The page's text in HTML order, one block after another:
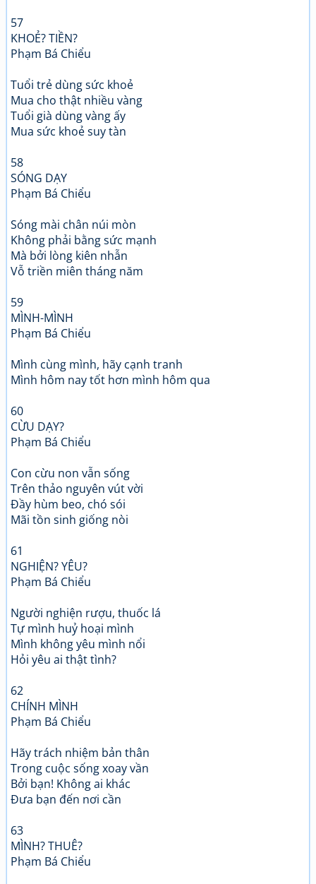
57
KHOẺ? TIỀN?
Phạm Bá Chiểu
Tuổi trẻ dùng sức khoẻ
Mua cho thật nhiều vàng
Tuổi già dùng vàng ấy
Mua sức khoẻ suy tàn
58
SÓNG DẠY
Phạm Bá Chiểu
Sóng mài chân núi mòn
Không phải bằng sức mạnh
Mà bởi lòng kiên nhẫn
Vỗ triền miên tháng năm
59
MÌNH-MÌNH
Phạm Bá Chiểu
Mình cùng mình, hãy cạnh tranh
Mình hôm nay tốt hơn mình hôm qua
60
CỪU DẠY?
Phạm Bá Chiểu
Con cừu non vẫn sống
Trên thảo nguyên vút vời
Đầy hùm beo, chó sói
Mãi tồn sinh giống nòi
61
NGHIỆN? YÊU?
Phạm Bá Chiểu
Người nghiện rượu, thuốc lá
Tự mình huỷ hoại mình
Mình không yêu mình nổi
Hỏi yêu ai thật tình?
62
CHÍNH MÌNH
Phạm Bá Chiểu
Hãy trách nhiệm bản thân
Trong cuộc sống xoay vần
Bởi bạn! Không ai khác
Đưa bạn đến nơi cần
63
MÌNH? THUÊ?
Phạm Bá Chiểu